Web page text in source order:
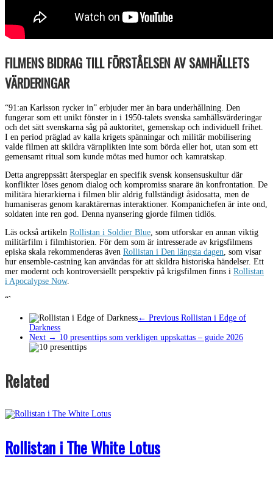
FILMENS BIDRAG TILL FÖRSTÅELSEN AV SAMHÄLLETS
VÄRDERINGAR
“91:an Karlsson rycker in” erbjuder mer än bara underhållning. Den
fungerar som ett unikt fönster in i 1950-talets svenska samhällsvärderingar
och det sätt svenskarna såg på auktoritet, gemenskap och individuell frihet.
I en period präglad av kalla krigets spänningar och militär mobilisering
valde filmen att skildra värnplikten inte som börda eller hot, utan som ett
gemensamt ritual som kunde mötas med humor och kamratskap.
Detta angreppssätt återspeglar en specifik svensk konsensuskultur där
konflikter löses genom dialog och kompromiss snarare än konfrontation. De
militära hierarkierna i filmen blir aldrig fullständigt åsidosatta, men de
humaniseras genom karaktärernas interaktioner. Kompanichefen är inte ond,
soldaten inte ren god. Denna nyansering gjorde filmen tidlös.
Läs också artikeln Rollistan i Soldier Blue, som utforskar en annan viktig
militärfilm i filmhistorien. För dem som är intresserade av krigsfilmens
episka skala rekommenderas även Rollistan i Den längsta dagen, som visar
hur ensemble-castning kan användas för att skildra historiska händelser. Ett
mer modernt och kontroversiellt perspektiv på krigsfilmen finns i Rollistan
i Apocalypse Now.
“`
← Previous Rollistan i Edge of
Darkness
Next → 10 presenttips som verkligen uppskattas – guide 2026
Related
Rollistan i The White Lotus